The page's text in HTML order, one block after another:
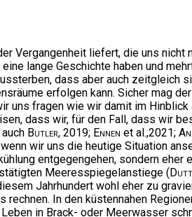
Vergangenheit liefert, die uns
lange Geschichte haben und
dass aber auch zeitgleich
erfolgen kann. Sicher mag
uns fragen wie wir damit im
dass wir, für den Fall, dass wir
Butler, 2019; Ennen et al.,2021;
wir uns die heutige Situation
entgegengehen, sondern
Meeresspiegelanstiege (
Jahrhundert wohl eher zu
In den küstennahen
in Brack- oder Meerwasser